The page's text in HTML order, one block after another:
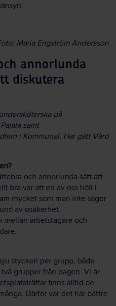
Maria Engström Andersson
annorlunda
diskutera
på
samt
i Kommunal. Har gått Vård
och annorlunda sätt att
bra var att en av oss höll i
mycket som man inte säger
av osäkerhet.
mellan arbetstagare och
stycken per grupp, både
grupper från dagen. Vi är
finns alltid de
Därför var det här bättre